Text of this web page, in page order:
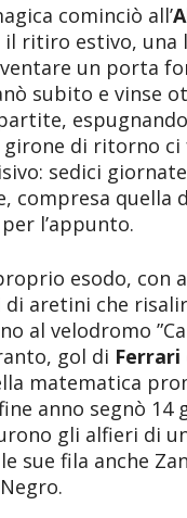
cominciò all’
il ritiro estivo, una
un porta
subito e vinse
girone di ritorno
sedici
compresa quella
l’appunto.
esodo, con
aretini che
al velodromo
gol di Ferrari
matematica
anno segnò 14
gli alfieri di
sue fila anche